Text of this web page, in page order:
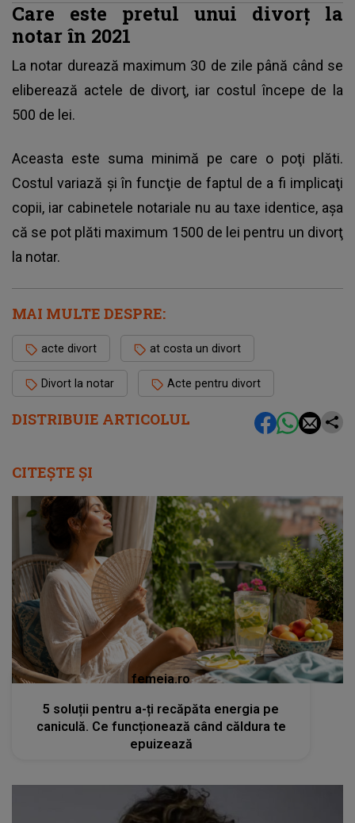
DISTRIBUIE ARTICOLUL
Care este pretul unui divorţ la
notar în 2021
La notar durează maximum 30 de zile până când se
eliberează actele de divorţ, iar costul începe de la
500 de lei.
Aceasta este suma minimă pe care o poţi plăti.
Costul variază şi în funcţie de faptul de a fi implicaţi
copii, iar cabinetele notariale nu au taxe identice, aşa
că se pot plăti maximum 1500 de lei pentru un divorţ
la notar.
MAI MULTE DESPRE:
acte divort at costa un divort
Divort la notar Acte pentru divort
CITEȘTE ȘI
femeia.ro
5 soluții pentru a-ți recăpăta energia pe
caniculă. Ce funcționează când căldura te
epuizează